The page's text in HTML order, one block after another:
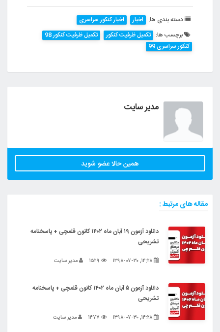
دسته بندی ها: اخبار
اخبار کنکور سراسری
برچسب ها: تکمیل ظرفیت کنکور
تکمیل ظرفیت کنکور 98
کنکور سراسری 99
مدیر سایت
همین حالا عضو شوید
مقاله های مرتبط :
دانلود آزمون ۱۹ آبان ماه ۱۴۰۲ کانون قلمچی + پاسخنامه
تشریحی
مدیر سایت
دانلود آزمون ۵ آبان ماه ۱۴۰۲ کانون قلمچی + پاسخنامه
تشریحی
مدیر سایت